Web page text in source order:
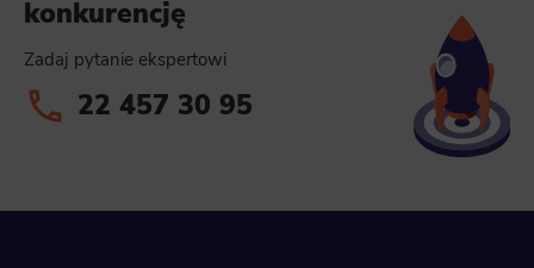
konkurencję
Zadaj pytanie ekspertowi
22 457 30 95